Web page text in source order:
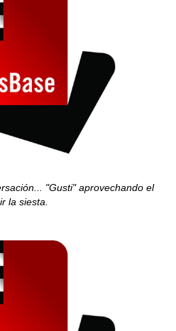
"Gusti" aprovechando el
la siesta.